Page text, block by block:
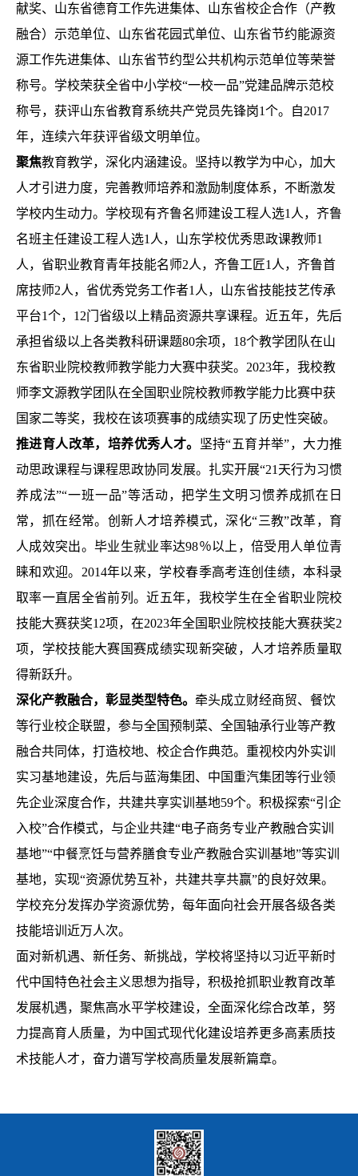
献奖、山东省德育工作先进集体、山东省校企合作（产教
融合）示范单位、山东省花园式单位、山东省节约能源资
源工作先进集体、山东省节约型公共机构示范单位等荣誉
称号。学校荣获全省中小学校“一校一品”党建品牌示范校
称号，获评山东省教育系统共产党员先锋岗1个。自2017
年，连续六年获评省级文明单位。
聚焦教育教学，深化内涵建设。坚持以教学为中心，加大
人才引进力度，完善教师培养和激励制度体系，不断激发
学校内生动力。学校现有齐鲁名师建设工程人选1人，齐鲁
名班主任建设工程人选1人，山东学校优秀思政课教师1
人，省职业教育青年技能名师2人，齐鲁工匠1人，齐鲁首
席技师2人，省优秀党务工作者1人， 山东省技能技艺传承
平台1个，12门省级以上精品资源共享课程。近五年，先后
承担省级以上各类教科研课题80余项，18个教学团队在山
东省职业院校教师教学能力大赛中获奖。2023年，我校教
师李文源教学团队在全国职业院校教师教学能力比赛中获
国家二等奖，我校在该项赛事的成绩实现了历史性突破。
推进育人改革，培养优秀人才。 坚持“五育并举”，大力推
动思政课程与课程思政协同发展。扎实开展“21天行为习惯
养成法”“一班一品”等活动，把学生文明习惯养成抓在日
常，抓在经常。创新人才培养模式，深化“三教”改革，育
人成效突出。毕业生就业率达98％以上，倍受用人单位青
睐和欢迎。2014年以来，学校春季高考连创佳绩，本科录
取率一直居全省前列。近五年，我校学生在全省职业院校
技能大赛获奖12项，在2023年全国职业院校技能大赛获奖2
项，学校技能大赛国赛成绩实现新突破，人才培养质量取
得新跃升。
深化产教融合，彰显类型特色。 牵头成立财经商贸、餐饮
等行业校企联盟，参与全国预制菜、全国轴承行业等产教
融合共同体，打造校地、校企合作典范。重视校内外实训
实习基地建设，先后与蓝海集团、中国重汽集团等行业领
先企业深度合作，共建共享实训基地59个。 积极探索“引企
入校”合作模式，与企业共建“电子商务专业产教融合实训
基地”“中餐烹饪与营养膳食专业产教融合实训基地”等实训
基地，实现“资源优势互补，共建共享共赢”的良好效果。
学校充分发挥办学资源优势， 每年面向社会开展各级各类
技能培训 近万人次。
面对新机遇、新任务、新挑战，学校将坚持以习近平新时
代中国特色社会主义思想为指导，积极抢抓职业教育改革
发展机遇，聚焦高水平学校建设，全面深化综合改革，努
力提高育人质量，为中国式现代化建设培养更多高素质技
术技能人才，奋力谱写学校高质量发展新篇章。